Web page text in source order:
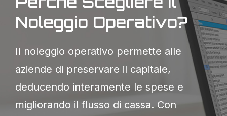
Noleggio Operativo?
Il noleggio operativo permette alle
aziende di preservare il capitale,
deducendo interamente le spese e
migliorando il flusso di cassa. Con